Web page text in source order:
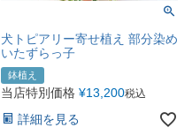
犬トピアリー寄せ植え 部分染め
いたずらっ子
鉢植え
当店特別価格 ¥13,200税込
詳細を見る